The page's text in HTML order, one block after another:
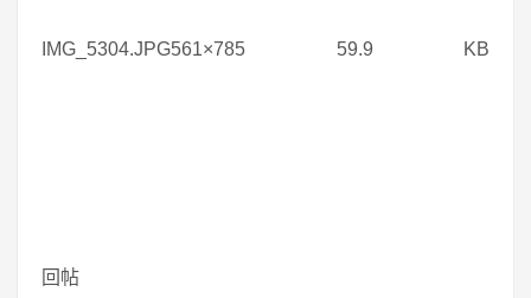
IMG_5304.JPG561×785 59.9 KB
回帖